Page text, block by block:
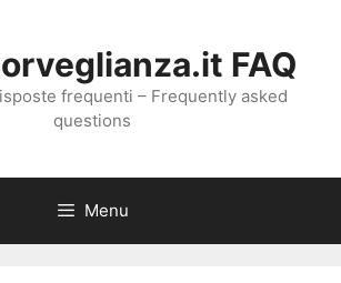
FAQ
frequenti – Frequently asked
questions
Menu